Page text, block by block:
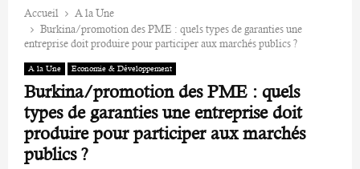
Accueil
A la Une
Burkina/promotion des PME : quels types de garanties une
entreprise doit produire pour participer aux marchés publics ?
A la Une Economie & Développement
Burkina/promotion des PME : quels
types de garanties une entreprise doit
produire pour participer aux marchés
publics ?